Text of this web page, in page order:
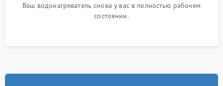
Ваш водонагреватель снова у вас в полностью рабочем
состоянии.